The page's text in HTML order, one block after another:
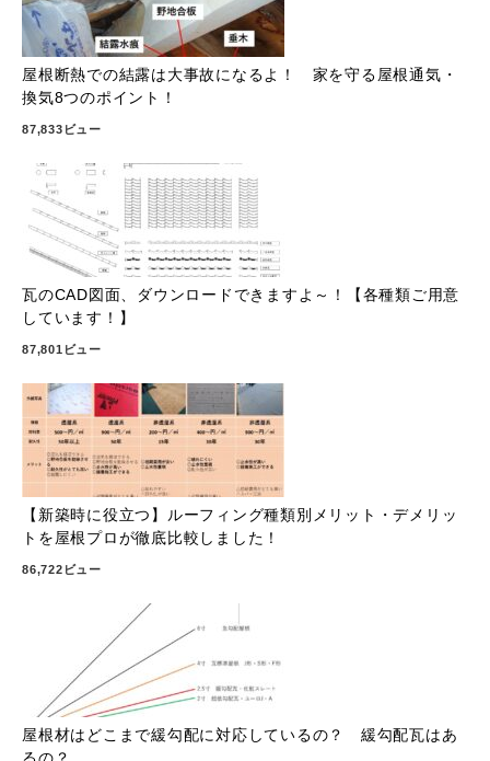
屋根断熱での結露は大事故になるよ！ 家を守る屋根通気・
換気8つのポイント！
87,833ビュー
瓦のCAD図面、ダウンロードできますよ～！【各種類ご用意
しています！】
87,801ビュー
【新築時に役立つ】ルーフィング種類別メリット・デメリッ
トを屋根プロが徹底比較しました！
86,722ビュー
屋根材はどこまで緩勾配に対応しているの？ 緩勾配瓦はあ